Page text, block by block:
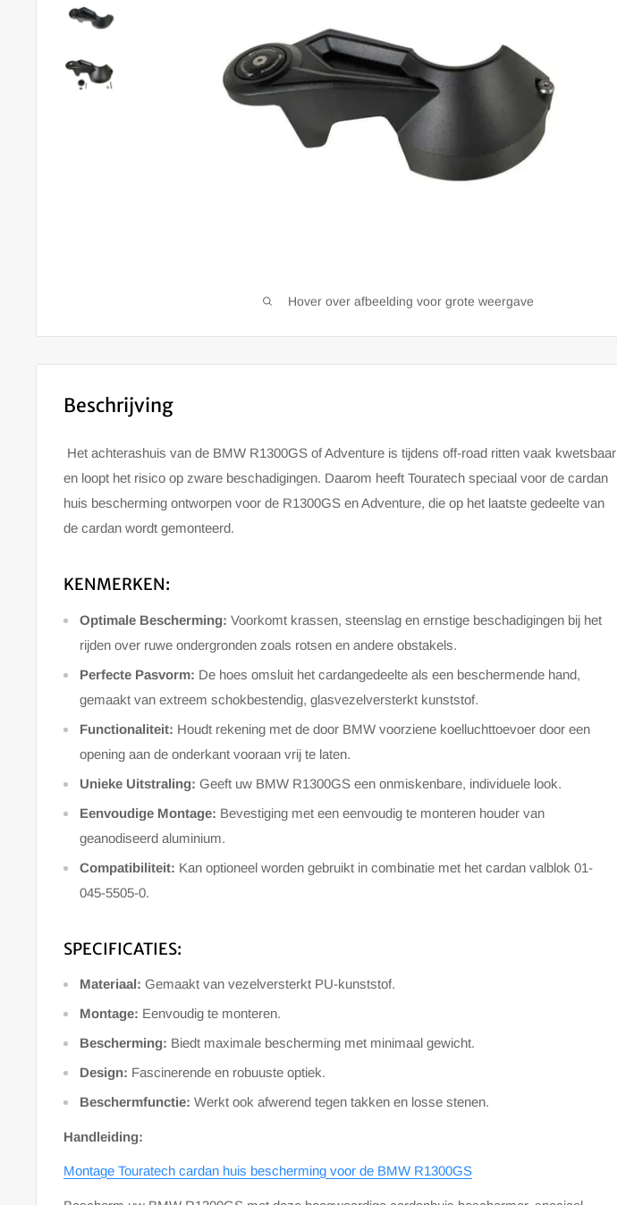
Hover over afbeelding voor grote weergave
Beschrijving
Het achterashuis van de BMW R1300GS of Adventure is tijdens off-road ritten vaak kwetsbaar
en loopt het risico op zware beschadigingen. Daarom heeft Touratech speciaal voor de cardan
huis bescherming ontworpen voor de R1300GS en Adventure, die op het laatste gedeelte van
de cardan wordt gemonteerd.
KENMERKEN:
Optimale Bescherming: Voorkomt krassen, steenslag en ernstige beschadigingen bij het
rijden over ruwe ondergronden zoals rotsen en andere obstakels.
Perfecte Pasvorm: De hoes omsluit het cardangedeelte als een beschermende hand,
gemaakt van extreem schokbestendig, glasvezelversterkt kunststof.
Functionaliteit: Houdt rekening met de door BMW voorziene koelluchttoevoer door een
opening aan de onderkant vooraan vrij te laten.
Unieke Uitstraling: Geeft uw BMW R1300GS een onmiskenbare, individuele look.
Eenvoudige Montage: Bevestiging met een eenvoudig te monteren houder van
geanodiseerd aluminium.
Compatibiliteit: Kan optioneel worden gebruikt in combinatie met het cardan valblok 01-
045-5505-0.
SPECIFICATIES:
Materiaal: Gemaakt van vezelversterkt PU-kunststof.
Montage: Eenvoudig te monteren.
Bescherming: Biedt maximale bescherming met minimaal gewicht.
Design: Fascinerende en robuuste optiek.
Beschermfunctie: Werkt ook afwerend tegen takken en losse stenen.
Handleiding:
Montage Touratech cardan huis bescherming voor de BMW R1300GS